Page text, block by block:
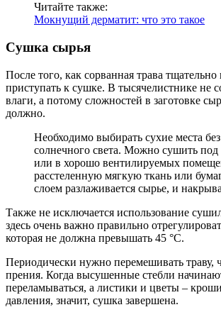
Читайте также:
Мокнущий дерматит: что это такое
Сушка сырья
После того, как сорванная трава
приступать к сушке. В тысячелистнике не
влаги, а потому сложностей в заготовке
должно.
Необходимо выбирать сухие места
солнечного света. Можно сушить под
или в хорошо вентилируемых
расстеленную мягкую ткань или
слоем разлаживается сырье, и
Также не исключается использование
здесь очень важно правильно
которая не должна превышать 45 °С.
Периодически нужно перемешивать траву,
прения. Когда высушенные стебли
переламываться, а листики и цветы –
давления, значит, сушка завершена.